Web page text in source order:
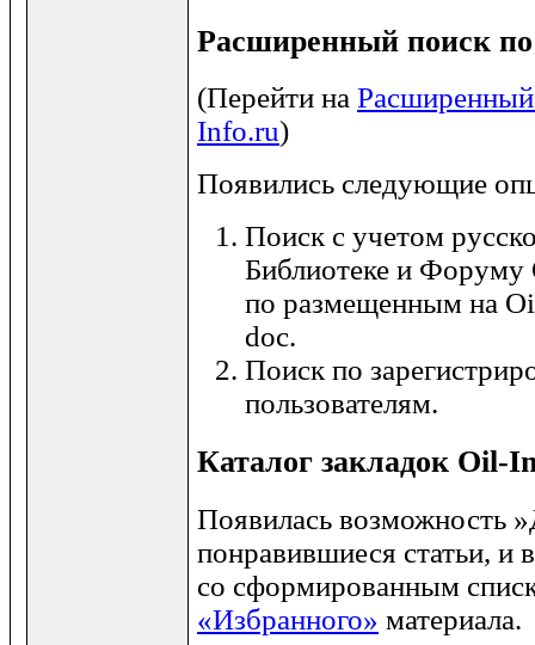
Расширенный поиск
(Перейти на
Info.ru)
Появились следующие
Поиск с учетом
Библиотеке и
по размещенным на
doc.
Поиск по
пользователям.
Каталог закладок Oil-
Появилась возможность
понравившиеся статьи, и
со сформированным
«Избранного» материала.